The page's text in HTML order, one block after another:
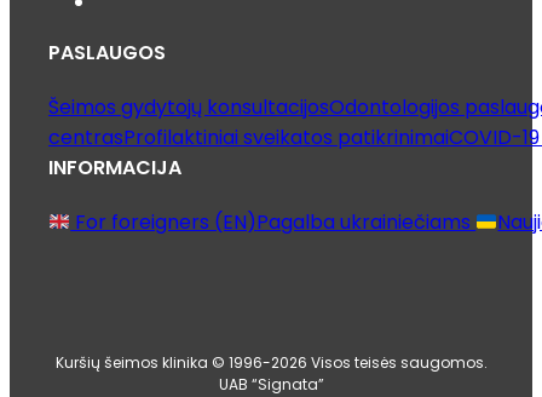
PASLAUGOS
Šeimos gydytojų konsultacijosOdontologijos
centrasProfilaktiniai sveikatos patikrinimaiCOVID-
INFORMACIJA
For foreigners (EN)Pagalba ukrainiečiams
Kuršių šeimos klinika © 1996-2026 Visos teisės saugomos.
UAB “Signata”